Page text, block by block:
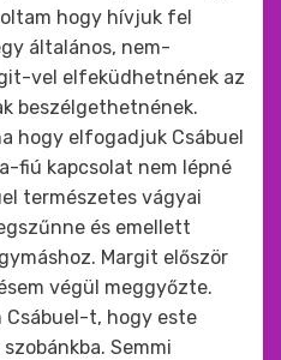
hogy hívjuk fel
általános, nem-
vel elfeküdhetnének az
beszélgethetnének.
hogy elfogadjuk Csábuel
fiú kapcsolat nem lépné
természetes vágyai
és emellett
Margit először
végül meggyőzte.
Csábuel-t, hogy este
Semmi